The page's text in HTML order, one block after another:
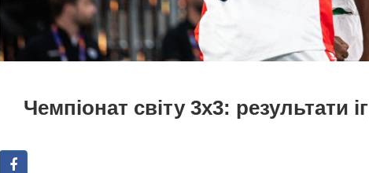
Чемпіонат світу 3х3: результати